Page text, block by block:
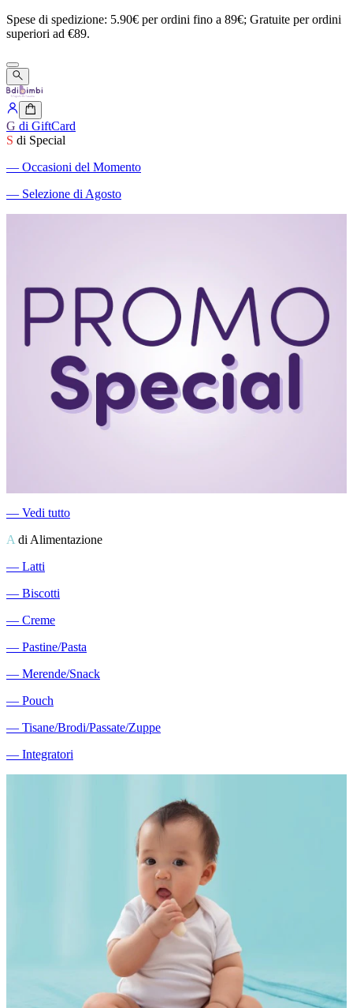
Spese di spedizione: 5.90€ perordini fino a 89€; Gratuite perordini
superiori ad €89.
G di GiftCard
S di Special
― Occasioni del Momento
― Selezione di Agosto
― Vedi tutto
A di Alimentazione
― Latti
― Biscotti
― Creme
― Pastine/Pasta
― Merende/Snack
― Pouch
― Tisane/Brodi/Passate/Zuppe
― Integratori